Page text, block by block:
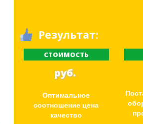
Результат:
СТОИМОСТЬ
руб.
Оптимальное
соотношение цена
качество